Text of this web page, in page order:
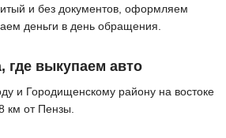
и без документов, оформляем
деньги в день обращения.
выкупаем авто
и Городищенскому району на востоке
км от Пензы.